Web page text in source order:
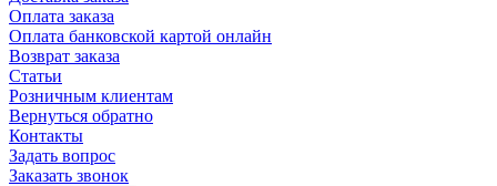
Оплата заказа
Оплата банковской картой онлайн
Возврат заказа
Статьи
Розничным клиентам
Вернуться обратно
Контакты
Задать вопрос
Заказать звонок